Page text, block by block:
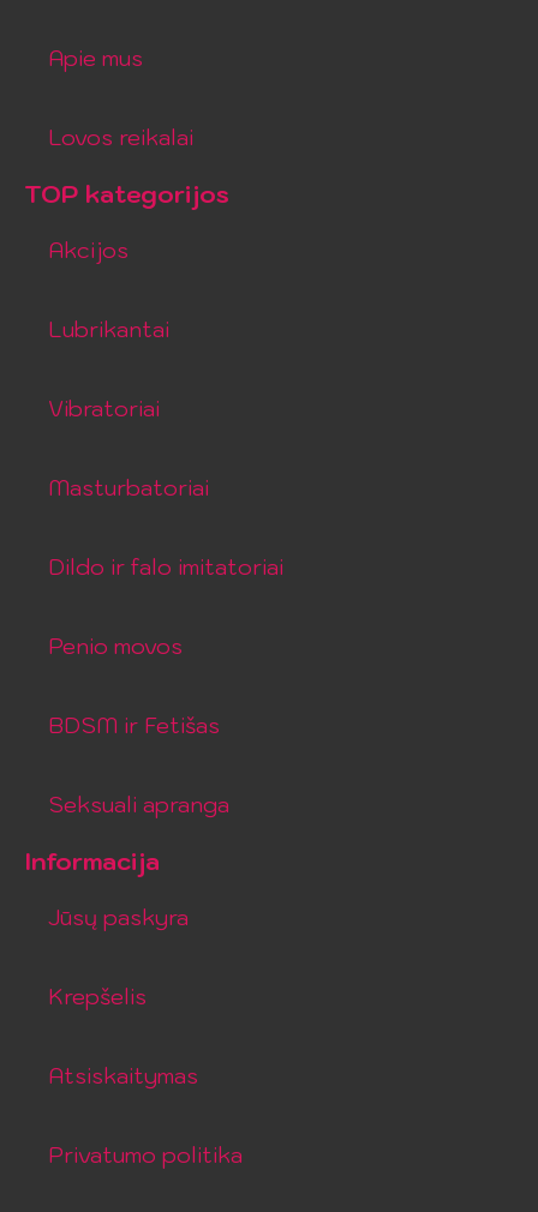
Apie mus
Lovos reikalai
TOP kategorijos
Akcijos
Lubrikantai
Vibratoriai
Masturbatoriai
Dildo ir falo imitatoriai
Penio movos
BDSM ir Fetišas
Seksuali apranga
Informacija
Jūsų paskyra
Krepšelis
Atsiskaitymas
Privatumo politika